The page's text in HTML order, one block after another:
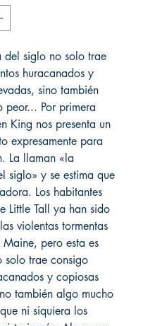
del siglo no solo trae
huracanados y
sino también
peor... Por primera
King nos presenta un
expresamente para
La llaman «la
siglo» y se estima que
Los habitantes
Little Tall ya han sido
violentas tormentas
pero esta es
solo trae consigo
y copiosas
también algo mucho
ni siquiera los